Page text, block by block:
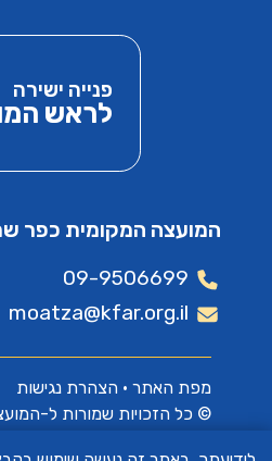
פנייה ישירה
לראש
המועצה המקומית כפר
09-9506699
moatza@kfar.org.il
מפת האתר• הצהרת נגישות
© כל הזכויות שמורות ל-